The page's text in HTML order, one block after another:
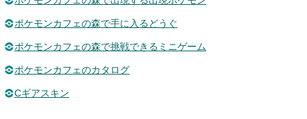
ポケモンカフェの森で手に入るどうぐ
ポケモンカフェの森で挑戦できるミニゲーム
ポケモンカフェのカタログ
Cギアスキン